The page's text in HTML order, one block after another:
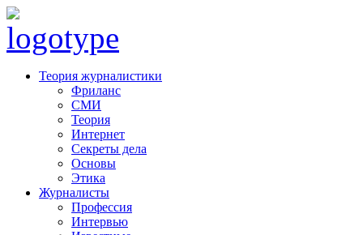
Теория журналистики
Фриланс
СМИ
Теория
Интернет
Секреты дела
Основы
Этика
Журналисты
Профессия
Интервью